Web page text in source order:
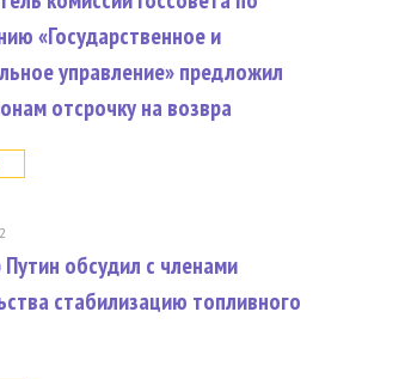
«Государственное и
управление» предложил
отсрочку на возвра
обсудил с членами
стабилизацию топливного